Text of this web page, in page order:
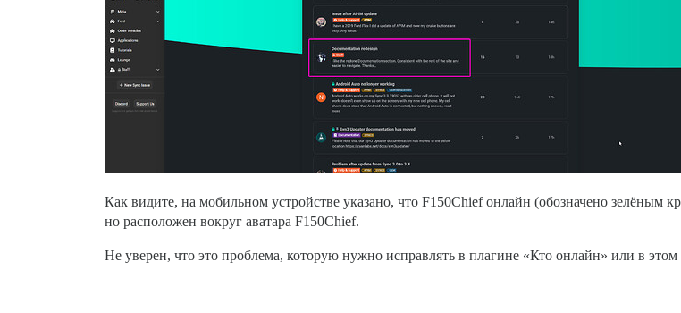
Как видите, на мобильном устройстве указано, что F150Chief онлайн (обозначено
но расположен вокруг аватара F150Chief.
Не уверен, что это проблема, которую нужно исправлять в плагине «Кто онлайн» или в